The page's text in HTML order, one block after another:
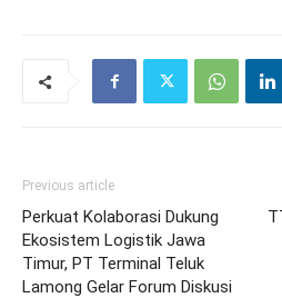
Previous article
Perkuat Kolaborasi Dukung
Ekosistem Logistik Jawa
Timur, PT Terminal Teluk
Lamong Gelar Forum Diskusi